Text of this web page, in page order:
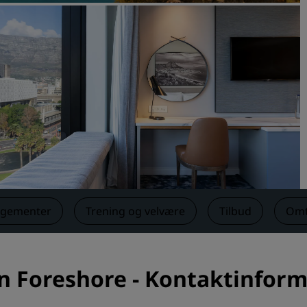
Arrangementsreisemål
Bransjeløsninger
Søk etter flyvninger
Søk etter flyvninger
Matservering
Søk etter en restaurant
Digitale tjenester
Trening og velvære Tilbud
Foreshore -